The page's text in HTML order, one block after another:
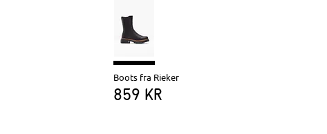
Boots fra Rieker
859 kr